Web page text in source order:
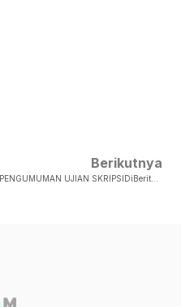
Berikutnya
PENGUMUMAN UJIAN SKRIPSIDiBeritahukan Kepada Mahasiswa Yang Akan Menempuh Ujian Skripsi, Bahwa Ujian Akan Diselenggarakan Pada : Hari/ Tanggal : Rabu, 15 Maret 2017 Jam : 07.00 – Selesai Pendafta…